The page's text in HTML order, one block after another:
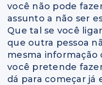
você não pode
assunto a não ser
Que tal se você
que outra pessoa
mesma informação
você pretende
dá para começar já